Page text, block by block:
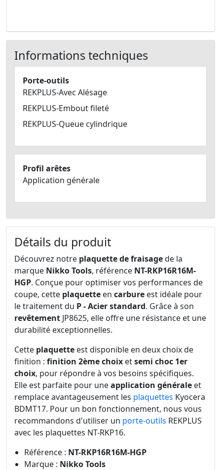
Informations techniques
Porte-outils
REKPLUS-Avec Alésage
REKPLUS-Embout fileté
REKPLUS-Queue cylindrique
Profil arêtes
Application générale
Détails du produit
Découvrez notre plaquette de fraisagede la
marque Nikko Tools, référence NT-RKP16R16M-
HGP. Conçue pour optimiser vos performances de
coupe, cette plaquette en carbure est idéale pour
le traitement du P - Acier standard. Grâce à son
revêtement JP8625, elle offre une résistance et une
durabilité exceptionnelles.
Cette plaquette est disponible en deux choix de
finition : finition 2ème choix etsemi choc 1er
choix, pour répondre à vos besoins spécifiques.
Elle est parfaite pour uneapplication générale et
remplace avantageusement les plaquettes Kyocera
BDMT17. Pour un bon fonctionnement, nous vous
recommandons d'utiliser un porte-outils REKPLUS
avec les plaquettes NT-RKP16.
Référence : NT-RKP16R16M-HGP
Marque : Nikko Tools